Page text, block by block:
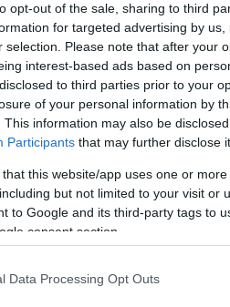
opt-out of the sale, sharing to third
for targeted advertising by
selection. Please note that after your
interest-based ads based on
to third parties prior to your
of your personal information by
This information may also be
Participants that may further disclose
that this website/app uses one or
but not limited to your visit or
to Google and its third-party tags to
consent section.
Data Processing Opt Outs
így van jól, mégis marad
években vándorolt ki
le, így első fordításai németről
tért át a magyar művek
Érdekes módon ez a
Földényi F. László
Nádas Péter, Pilinszky
Miklós, Karinthy Frigyes és
Elias Canetti és Karl Kraus
kitüntetéseiben